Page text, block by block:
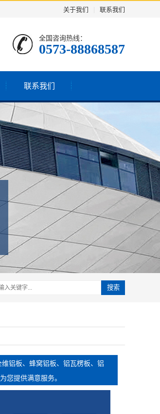
关于我们 联系我们
全国咨询热线：
0573-88868587
联系我们
搜索
铝板、蜂窝铝板、铝瓦楞板、铝
您提供满意服务。